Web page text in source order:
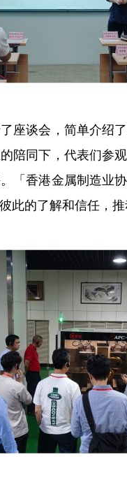
座谈会，简单介绍
陪同下，代表们参
「香港金属制造业
的了解和信任，推